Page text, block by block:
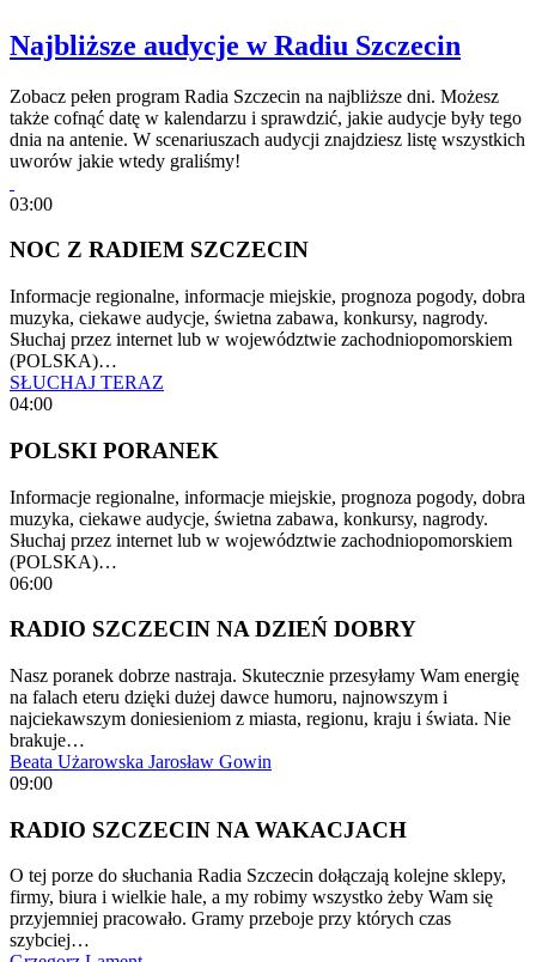
Najbliższe audycje w Radiu Szczecin
Zobacz pełen program Radia Szczecin na najbliższe dni. Możesz
także cofnąć datę w kalendarzu i sprawdzić, jakie audycje były tego
dnia na antenie. W scenariuszach audycji znajdziesz listę wszystkich
uworów jakie wtedy graliśmy!
03:00
NOC Z RADIEM SZCZECIN
Informacje regionalne, informacje miejskie, prognoza pogody, dobra
muzyka, ciekawe audycje, świetna zabawa, konkursy, nagrody.
Słuchaj przez internet lub w województwie zachodniopomorskiem
(POLSKA)…
SŁUCHAJ TERAZ
04:00
POLSKI PORANEK
Informacje regionalne, informacje miejskie, prognoza pogody, dobra
muzyka, ciekawe audycje, świetna zabawa, konkursy, nagrody.
Słuchaj przez internet lub w województwie zachodniopomorskiem
(POLSKA)…
06:00
RADIO SZCZECIN NA DZIEŃ DOBRY
Nasz poranek dobrze nastraja. Skutecznie przesyłamy Wam energię
na falach eteru dzięki dużej dawce humoru, najnowszym i
najciekawszym doniesieniom z miasta, regionu, kraju i świata. Nie
brakuje…
Beata Użarowska Jarosław Gowin
09:00
RADIO SZCZECIN NA WAKACJACH
O tej porze do słuchania Radia Szczecin dołączają kolejne sklepy,
firmy, biura i wielkie hale, a my robimy wszystko żeby Wam się
przyjemniej pracowało. Gramy przeboje przy których czas
szybciej…